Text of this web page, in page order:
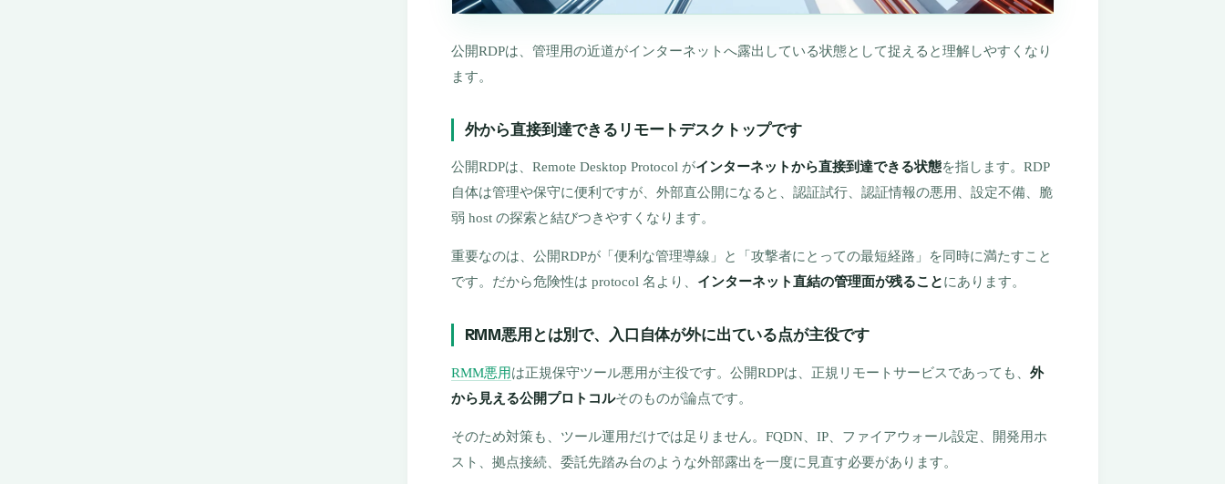
公開RDPは、管理用の近道がインターネットへ露出している状態として捉えると理解しやすくなり
ます。
外から直接到達できるリモートデスクトップです
公開RDPは、Remote Desktop Protocol がインターネットから直接到達できる状態を指します。RDP
自体は管理や保守に便利ですが、外部直公開になると、認証試行、認証情報の悪用、設定不備、脆
弱 host の探索と結びつきやすくなります。
重要なのは、公開RDPが「便利な管理導線」と「攻撃者にとっての最短経路」を同時に満たすこと
です。だから危険性は protocol 名より、 インターネット直結の管理面が残ることにあります。
RMM悪用とは別で、入口自体が外に出ている点が主役です
RMM悪用は正規保守ツール悪用が主役です。公開RDPは、正規リモートサービスであっても、 外
から見える公開プロトコルそのものが論点です。
そのため対策も、ツール運用だけでは足りません。FQDN、IP、ファイアウォール設定、開発用ホ
スト、拠点接続、委託先踏み台のような外部露出を一度に見直す必要があります。